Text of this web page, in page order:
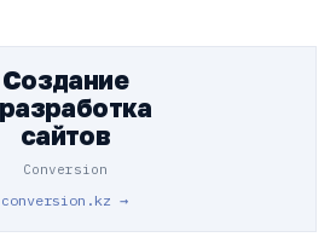
Создание
сайтов
Conversion
conversion.kz →